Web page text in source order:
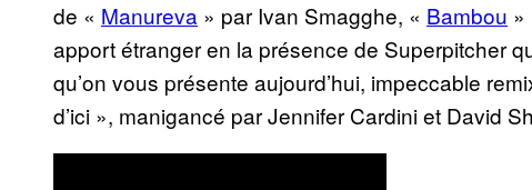
de « Manureva » par Ivan Smagghe, « Bambou »
apport étranger en la présence de Superpitcher
qu’on vous présente aujourd’hui, impeccable
d’ici », manigancé par Jennifer Cardini et David